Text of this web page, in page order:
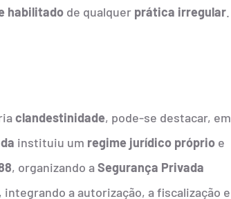
habilitado de qualquer prática irregular
clandestinidade, pode-se destacar, em
instituiu um regime jurídico próprio e
, organizando aSegurança Privada
integrando a autorização, a fiscalização e